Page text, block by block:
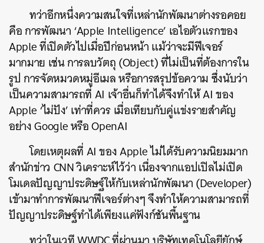
ทว่าอีกหนึ่งความสนใจที่เหล่านักพัฒนาต่างรอคอย
คือ การพัฒนา ‘Apple Intelligence’ เอไอตัวแรกของ
Apple ที่เปิดตัวไปเมื่อปีก่อนหน้า แม้ว่าจะมีฟีเจอร์
มากมาย เช่น การลบวัตถุ (Object) ที่ไม่เป็นที่ต้องการใน
รูป การจัดหมวดหมู่อีเมล หรือการสรุปข้อความ ซึ่งนับว่า
เป็นความสามารถที่ AI เจ้าอื่นก็ทำได้จึงทำให้ AI ของ
Apple ‘ไม่ปัง’ เท่าที่ควร เมื่อเทียบกับคู่แข่งรายสำคัญ
อย่าง Google หรือ OpenAI
โดยเหตุผลที่ AI ของ Apple ไม่ได้รับความนิยมมาก
สำนักข่าว CNN วิเคราะห์ไว้ว่า เนื่องจากแอปเปิลไม่เปิด
โมเดลปัญญาประดิษฐ์ให้กับเหล่านักพัฒนา (Developer)
เข้ามาทำการพัฒนาฟีเจอร์ต่างๆ จึงทำให้ความสามารถที่
ปัญญาประดิษฐ์ทำได้เพียงแค่ฟังก์ชันพื้นฐาน